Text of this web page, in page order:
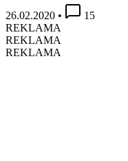
26.02.2020 •
15
REKLAMA
REKLAMA
REKLAMA